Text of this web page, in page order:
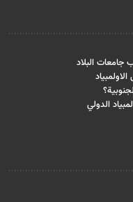
جامعات البلاد
الدولي